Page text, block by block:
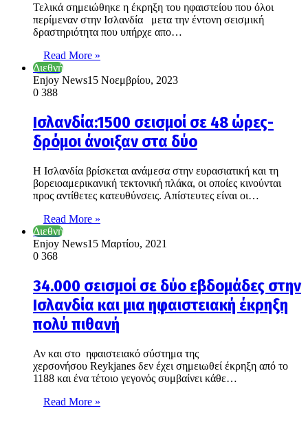
Τελικά σημειώθηκε η έκρηξη του ηφαιστείου που όλοι
περίμεναν στην Ισλανδία μετα την έντονη σεισμική
δραστηριότητα που υπήρχε απο…
Read More »
Διεθνή
Enjoy News15 Νοεμβρίου, 2023
0 388
Ισλανδία:1500 σεισμοί σε 48 ώρες-
δρόμοι άνοιξαν στα δύο
Η Ισλανδία βρίσκεται ανάμεσα στην ευρασιατική και τη
βορειοαμερικανική τεκτονική πλάκα, οι οποίες κινούνται
προς αντίθετες κατευθύνσεις. Απίστευτες είναι οι…
Read More »
Διεθνή
Enjoy News15 Μαρτίου, 2021
0 368
34.000 σεισμοί σε δύο εβδομάδες στην
Ισλανδία και μια ηφαιστειακή έκρηξη
πολύ πιθανή
Αν και στο ηφαιστειακό σύστημα της
χερσονήσου Reykjanes δεν έχει σημειωθεί έκρηξη από το
1188 και ένα τέτοιο γεγονός συμβαίνει κάθε…
Read More »